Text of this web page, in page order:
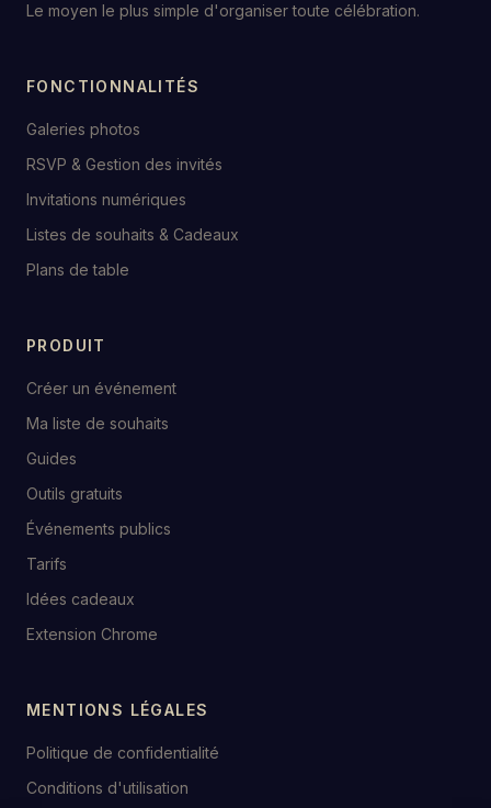
Le moyen le plus simple d'organiser toute célébration.
FONCTIONNALITÉS
Galeries photos
RSVP & Gestion des invités
Invitations numériques
Listes de souhaits & Cadeaux
Plans de table
PRODUIT
Créer un événement
Ma liste de souhaits
Guides
Outils gratuits
Événements publics
Tarifs
Idées cadeaux
Extension Chrome
MENTIONS LÉGALES
Politique de confidentialité
Conditions d'utilisation